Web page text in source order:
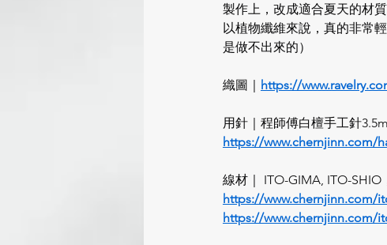
製作上，改成適合夏天的材
以植物纖維來說，真的非常
是做不出來的）
織圖｜ https://
用針｜程師傅白檀手工針
https://www.chernjinn.com/
線材｜ ITO-GIMA, ITO-SHIO
https://www.chernjinn.com/
https://www.chernjinn.com/